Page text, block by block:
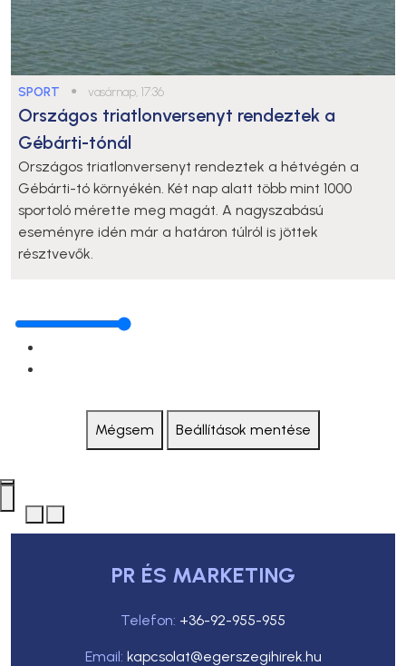
SPORT ● vasárnap, 17:36
Országos triatlonversenyt rendeztek a
Gébárti-tónál
Országos triatlonversenyt rendeztek a hétvégén a
Gébárti-tó környékén. Két nap alatt több mint 1000
sportoló mérette meg magát. A nagyszabású
eseményre idén már a határon túlról is jöttek
résztvevők.
Mégsem Beállítások mentése
PR ÉS MARKETING
Telefon: +36-92-955-955
Email: kapcsolat@egerszegihirek.hu